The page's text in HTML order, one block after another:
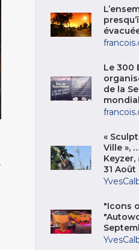
Le 300
de la
«
Ville »,
Keyzer,
31 Août
"Icons